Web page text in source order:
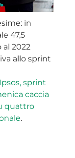
in
47,5
2022
allo sprint
sprint
caccia
quattro
.